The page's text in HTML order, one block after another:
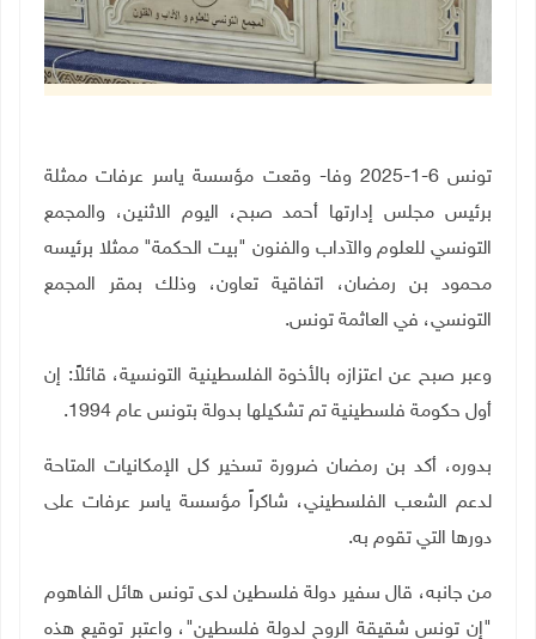
تونس 6-1-2025 وفا- وقعت مؤسسة ياسر عرفات ممثلة
برئيس مجلس إدارتها أحمد صبح، اليوم الاثنين، والمجمع
التونسي للعلوم والآداب والفنون "بيت الحكمة" ممثلا برئيسه
محمود بن رمضان، اتفاقية تعاون، وذلك بمقر المجمع
التونسي، في العاثمة تونس.
وعبر صبح عن اعتزازه بالأخوة الفلسطينية التونسية، قائلاً: إن
أول حكومة فلسطينية تم تشكيلها بدولة بتونس عام 1994.
بدوره، أكد بن رمضان ضرورة تسخير كل الإمكانيات المتاحة
لدعم الشعب الفلسطيني، شاكراً مؤسسة ياسر عرفات على
دورها التي تقوم به.
من جانبه، قال سفير دولة فلسطين لدى تونس هائل الفاهوم
"إن تونس شقيقة الروح لدولة فلسطين"، واعتبر توقيع هذه